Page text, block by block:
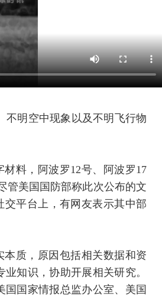
不明空中现象以及不明飞行物
料，阿波罗12号、阿波罗17
管美国国防部称此次公布的文
交平台上，有网友表示其中部
质，原因包括相关数据和资
知识，协助开展相关研究。
国家情报总监办公室、美国